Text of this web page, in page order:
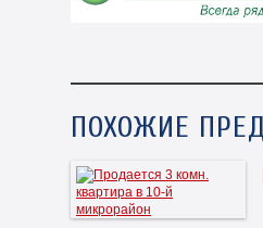
ПОХОЖИЕ